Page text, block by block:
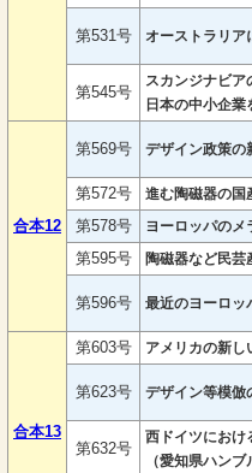
第531号 オーストラリア
第545号
スカンジナビア
日本の中小企
合本12
第569号 デザイン政策の
第572号
進む陶磁器の国
第578号
ヨーロッパのメ
第595号
陶磁器など民
第596号 最近のヨーロッ
合本13
第603号 アメリカの新し
第623号 デザイン等模倣
第632号
西ドイツにおけ
（愛知県ハン